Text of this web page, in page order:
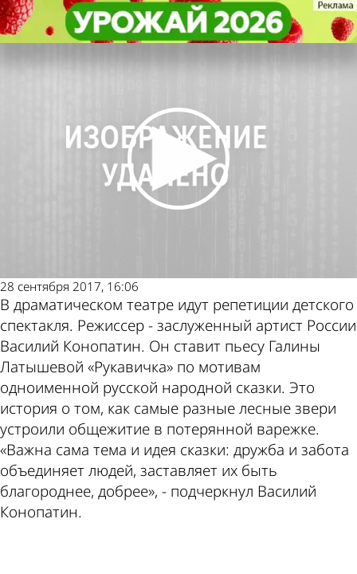
Драмтеатр готовит премьеру
детского спектакля «Рукавичка»
Культура
28 сентября 2017, 16:06
В драматическом театре идут репетиции детского
спектакля. Режиссер - заслуженный артист России
Василий Конопатин. Он ставит пьесу Галины
Латышевой «Рукавичка» по мотивам
одноименной русской народной сказки. Это
история о том, как самые разные лесные звери
устроили общежитие в потерянной варежке.
«Важна сама тема и идея сказки: дружба и забота
объединяет людей, заставляет их быть
благороднее, добрее», - подчеркнул Василий
Конопатин.
Драмтеатр готовит премьеру
детского спектакля «Рукавичка»
Культура
Другие новости по
Погода и курсы
валют в Пензе